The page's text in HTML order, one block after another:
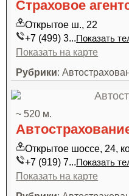
Страховое
Открытое ш., 22
+7 (499) 3...Показать
Показать на карте
Рубрики:
~ 520 м.
Открытое шоссе, 24,
+7 (919) 7...Показать
Показать на карте